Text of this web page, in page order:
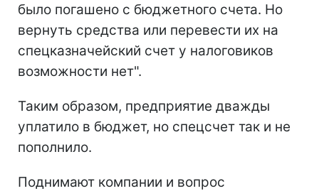
было погашено с бюджетного счета. Но
вернуть средства или перевести их на
спецказначейский счет у налоговиков
возможности нет".
Таким образом, предприятие дважды
уплатило в бюджет, но спецсчет так и не
пополнило.
Поднимают компании и вопрос